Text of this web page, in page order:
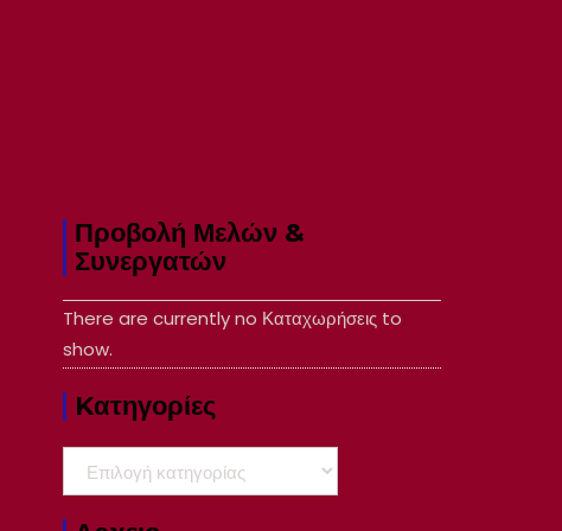
Προβολή Μελών &
Συνεργατών
There are currently no Καταχωρήσεις to
show.
Kατηγορίες
Kατηγορίες